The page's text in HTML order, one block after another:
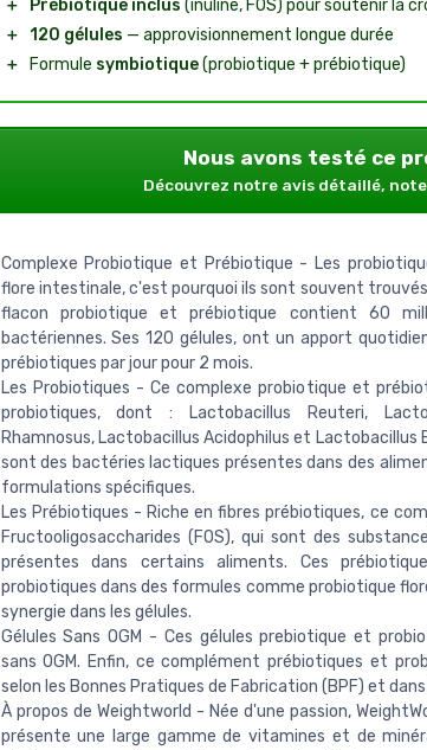
＋
Prébiotique inclus (inuline, FOS) pour soutenir la
＋ 120 gélules — approvisionnement longue durée
＋
Formule symbiotique(probiotique + prébiotique)
Nous avons testé ce
Découvrez notre avis détaillé,
Complexe Probiotique et Prébiotique - Les
flore intestinale, c'est pourquoi ils sont souvent
flacon probiotique et prébiotique contient 60
bactériennes. Ses 120 gélules, ont un apport
prébiotiques par jour pour 2 mois.
Les Probiotiques - Ce complexe probiotique et
probiotiques, dont : Lactobacillus Reuteri,
Rhamnosus, Lactobacillus Acidophilus et Lactobacillus
sont des bactéries lactiques présentes dans des
formulations spécifiques.
Les Prébiotiques - Riche en fibres prébiotiques, ce
Fructooligosaccharides (FOS), qui sont des
présentes dans certains aliments. Ces
probiotiques dans des formules comme probiotique
synergie dans les gélules.
Gélules Sans OGM - Ces gélules prebiotique et
sans OGM. Enfin, ce complément prébiotiques et
selon les Bonnes Pratiques de Fabrication (BPF) et
À propos de Weightworld - Née d'une passion,
présente une large gamme de vitamines et de